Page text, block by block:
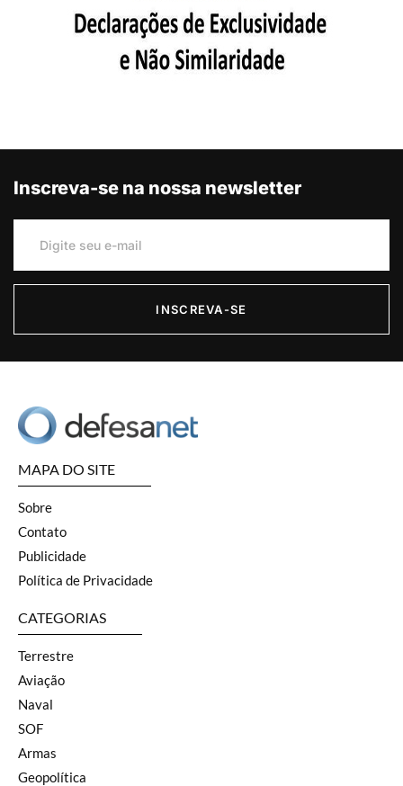
Inscreva-se na nossa newsletter
INSCREVA-SE
MAPA DO SITE
Sobre
Contato
Publicidade
Política de Privacidade
CATEGORIAS
Terrestre
Aviação
Naval
SOF
Armas
Geopolítica